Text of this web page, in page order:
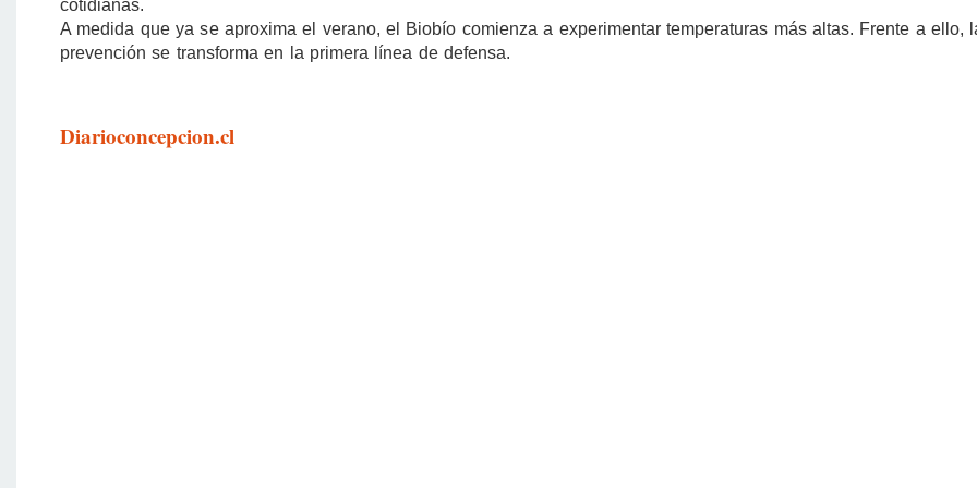
cotidianas.
A medida que ya se aproxima el verano, el Biobío comienza a experimentar temperaturas más altas. Frente a ello,
prevención se transforma en la primera línea de defensa.
Diarioconcepcion.cl